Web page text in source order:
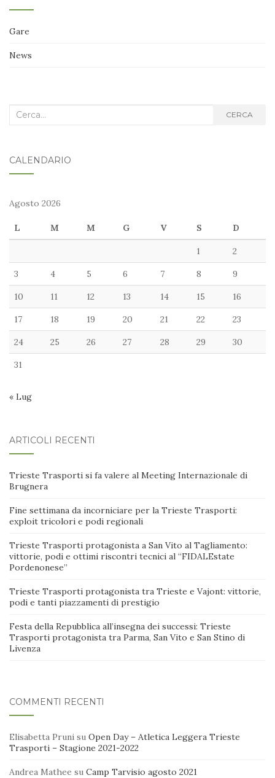
Gare
News
Cerca
CERCA
CALENDARIO
Agosto 2026
L M M G V S D
1 2
3 4 5 6 7 8 9
10 11 12 13 14 15 16
17 18 19 20 21 22 23
24 25 26 27 28 29 30
31
« Lug
ARTICOLI RECENTI
Trieste Trasporti si fa valere al Meeting Internazionale di
Brugnera
Fine settimana da incorniciare per la Trieste Trasporti:
exploit tricolori e podi regionali
Trieste Trasporti protagonista a San Vito al Tagliamento:
vittorie, podi e ottimi riscontri tecnici al “FIDALEstate
Pordenonese”
Trieste Trasporti protagonista tra Trieste e Vajont: vittorie,
podi e tanti piazzamenti di prestigio
Festa della Repubblica all’insegna dei successi: Trieste
Trasporti protagonista tra Parma, San Vito e San Stino di
Livenza
COMMENTI RECENTI
Elisabetta Pruni su Open Day – Atletica Leggera Trieste
Trasporti – Stagione 2021-2022
Andrea Mathee su Camp Tarvisio agosto 2021